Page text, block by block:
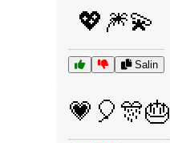
💖🎆💫
Salin
💗🎈🎊🎂